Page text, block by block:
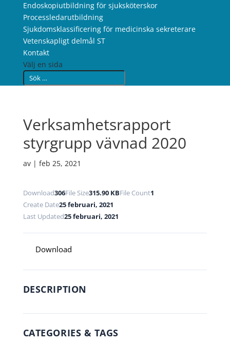
Endoskopiutbildning för sjuksköterskor
Processledarutbildning
Sjukdomsklassificering för medicinska sekreterare
Vetenskapligt delmål ST
Kontakt
Välj en sida
Verksamhetsrapport
styrgrupp vävnad 2020
av | feb 25, 2021
Download306File Size315.90 KBFile Count1
Create Date25 februari, 2021
Last Updated25 februari, 2021
Download
DESCRIPTION
CATEGORIES & TAGS